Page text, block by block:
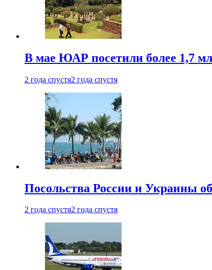
В мае ЮАР посетили более 1,7
2 года спустя2 года спустя
Посольства России и Украины
2 года спустя2 года спустя